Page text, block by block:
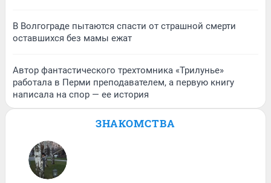
В Волгограде пытаются спасти от страшной смерти
оставшихся без мамы ежат
Автор фантастического трехтомника «Трилунье»
работала в Перми преподавателем, а первую книгу
написала на спор — ее история
ЗНАКОМСТВА